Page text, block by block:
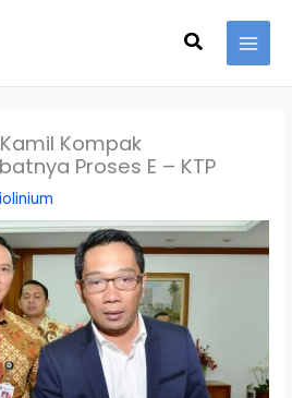
Search
Kompak
Proses E – KTP